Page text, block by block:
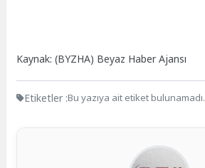
Kaynak: (BYZHA) Beyaz Haber Ajansı
Etiketler :Bu yazıya ait etiket bulunamadı.